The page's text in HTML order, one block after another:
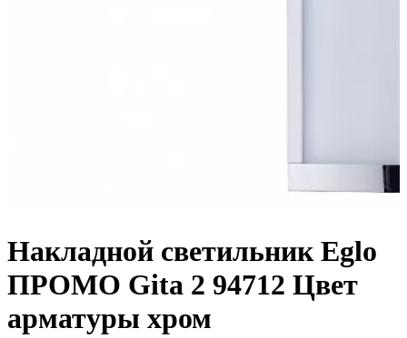
Накладной светильник Eglo
ПРОМО Gita 2 94712 Цвет
арматуры хром